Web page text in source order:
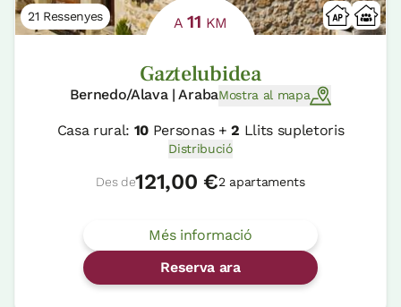
21 Ressenyes A11 KM
Gaztelubidea
Bernedo/Alava | ArabaMostra al mapa
Casa rural: 10 Personas +2 Llits supletoris
Distribució
Des de121,00 €2 apartaments
Més informació
Reserva ara